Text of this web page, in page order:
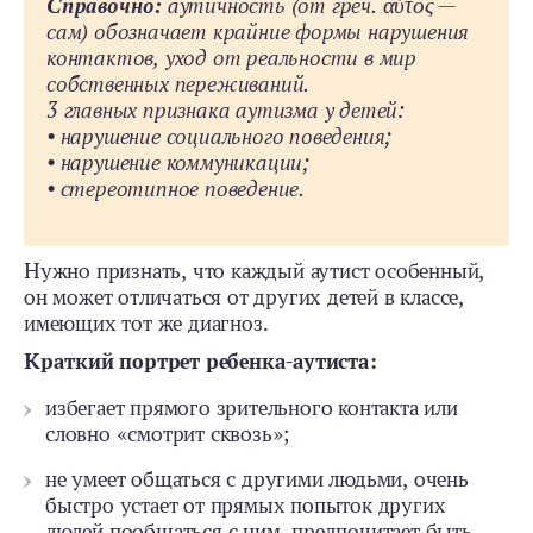
Справочно: аутичность (от греч. αὐτός —
сам) обозначает крайние формы нарушения
контактов, уход от реальности в мир
собственных переживаний.
3 главных признака аутизма у детей:
• нарушение социального поведения;
• нарушение коммуникации;
• стереотипное поведение.
Нужно признать, что каждый аутист особенный,
он может отличаться от других детей в классе,
имеющих тот же диагноз.
Краткий портрет ребенка-­аутиста:
избегает прямого зрительного контакта или
словно «смотрит сквозь»;
не умеет общаться с другими людьми, очень
быстро устает от прямых попыток других